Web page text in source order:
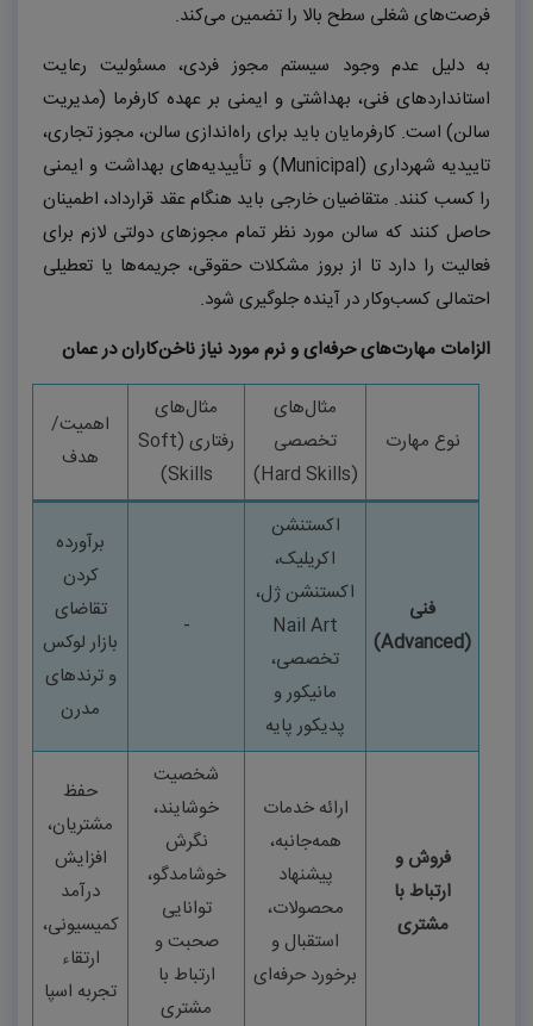
فرصت‌های شغلی سطح بالا را تضمین می‌کند.
به دلیل عدم وجود سیستم مجوز فردی، مسئولیت رعایت
استانداردهای فنی، بهداشتی و ایمنی بر عهده کارفرما (مدیریت
سالن) است. کارفرمایان باید برای راه‌اندازی سالن، مجوز تجاری،
تاییدیه شهرداری (Municipal) و تأییدیه‌های بهداشت و ایمنی
را کسب کنند. متقاضیان خارجی باید هنگام عقد قرارداد، اطمینان
حاصل کنند که سالن مورد نظر تمام مجوزهای دولتی لازم برای
فعالیت را دارد تا از بروز مشکلات حقوقی، جریمه‌ها یا تعطیلی
احتمالی کسب‌وکار در آینده جلوگیری شود.
الزامات مهارت‌های حرفه‌ای و نرم مورد نیاز ناخن‌کاران در عمان
نوع مهارت
مثال‌های
تخصصی
(
Hard Skills
)
مثال‌های
رفتاری (
Soft
Skills
)
اهمیت/
هدف
فنی
(
Advanced
)
اکستنشن
اکریلیک،
اکستنشن ژل،
Nail Art
تخصصی،
مانیکور و
پدیکور پایه
-
برآورده
کردن
تقاضای
بازار لوکس
و ترندهای
مدرن
فروش و
ارتباط با
مشتری
ارائه خدمات
همه‌جانبه،
پیشنهاد
محصولات،
استقبال و
برخورد حرفه‌ای
شخصیت
خوشایند،
نگرش
خوشامدگو،
توانایی
صحبت و
ارتباط با
مشتری
حفظ
مشتریان،
افزایش
درآمد
کمیسیونی،
ارتقاء
تجربه اسپا